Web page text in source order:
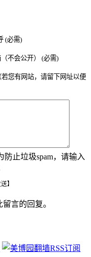
(必需)
不会公开） (必需)
若您有网站，请留下网址以便
防止垃圾spam，请输入
】
言的回复。